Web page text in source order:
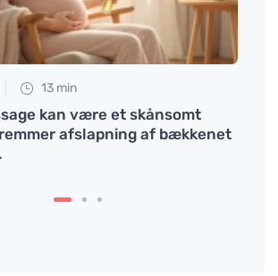
13 min
kan være et skånsomt
afslapning af bækkenet